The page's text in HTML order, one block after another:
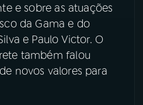
e sobre as atuações
da Gama e do
e Paulo Victor. O
também falou
novos valores para